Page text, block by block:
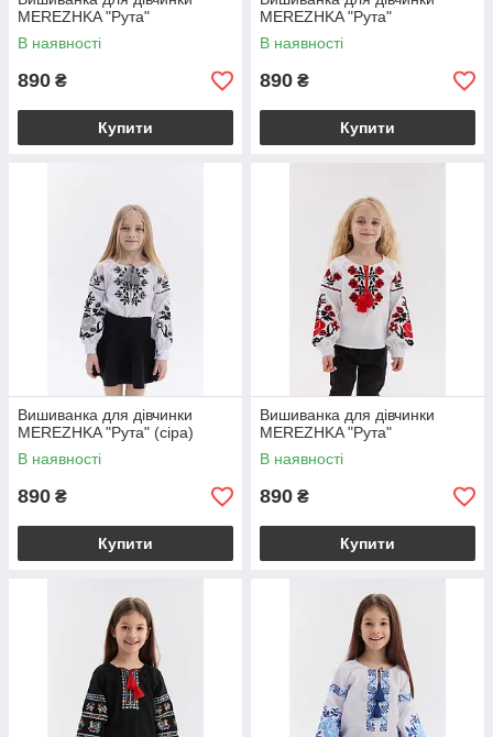
MEREZHKA "Рута"
В наявності
890 ₴
Купити
MEREZHKA "Рута"
В наявності
890 ₴
Купити
Вишиванка для дівчинки
MEREZHKA "Рута" (сіра)
В наявності
890 ₴
Купити
Вишиванка для дівчинки
MEREZHKA "Рута"
В наявності
890 ₴
Купити